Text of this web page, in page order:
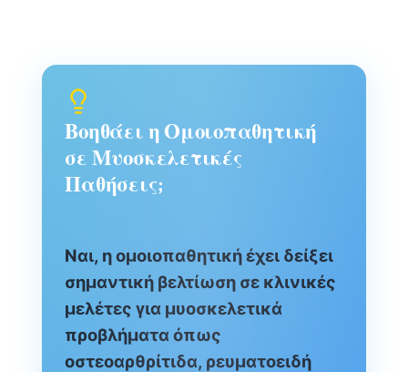
Βοηθάει η Ομοιοπαθητική
σε Μυοσκελετικές
Παθήσεις;
Ναι, η ομοιοπαθητική έχει δείξει
σημαντική βελτίωση σε κλινικές
μελέτες για μυοσκελετικά
προβλήματα όπως
οστεοαρθρίτιδα, ρευματοειδή